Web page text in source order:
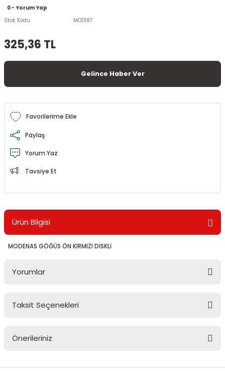
0 - Yorum Yap
Stok Kodu
MOD187
325,36 TL
Gelince Haber Ver
Paylaş
Yorum Yaz
Tavsiye Et
Ürün Bilgisi
MODENAS GÖĞÜS ÖN KIRMIZI DİSKLİ
Yorumlar
Taksit Seçenekleri
Önerileriniz